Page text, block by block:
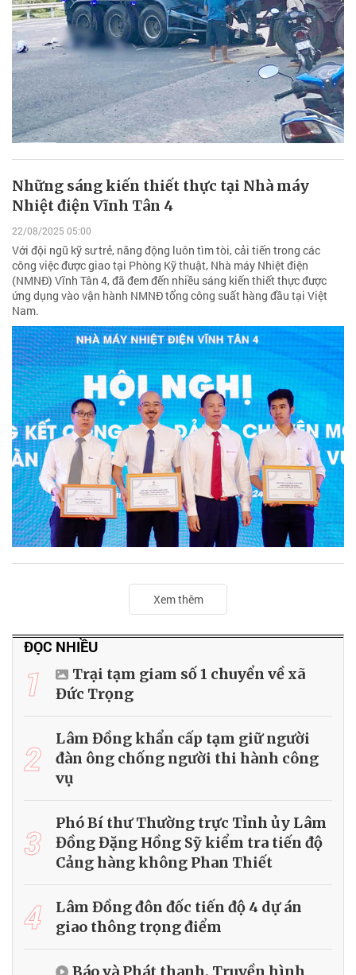
Những sáng kiến thiết thực tại Nhà máy
Nhiệt điện Vĩnh Tân 4
22/08/2025 05:00
Với đội ngũ kỹ sư trẻ, năng động luôn tìm tòi, cải tiến trong các
công việc được giao tại Phòng Kỹ thuật, Nhà máy Nhiệt điện
(NMNĐ) Vĩnh Tân 4, đã đem đến nhiều sáng kiến thiết thực được
ứng dụng vào vận hành NMNĐ tổng công suất hàng đầu tại Việt
Nam.
Xem thêm
ĐỌC NHIỀU
1
Trại tạm giam số 1 chuyển về xã
Đức Trọng
2
Lâm Đồng khẩn cấp tạm giữ người
đàn ông chống người thi hành công
vụ
3
Phó Bí thư Thường trực Tỉnh ủy Lâm
Đồng Đặng Hồng Sỹ kiểm tra tiến độ
Cảng hàng không Phan Thiết
4
Lâm Đồng đôn đốc tiến độ 4 dự án
giao thông trọng điểm